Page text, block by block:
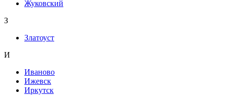
Жуковский
З
Златоуст
И
Иваново
Ижевск
Иркутск